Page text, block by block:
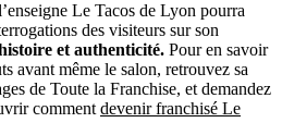
Le Tacos de Lyon pourra
des visiteurs sur son
et authenticité. Pour en savoir
avant même le salon, retrouvez sa
de Toute la Franchise, et demandez
commentdevenir franchisé Le